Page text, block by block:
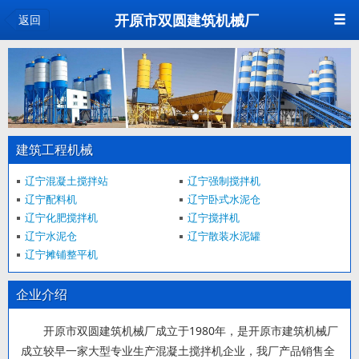
返回 开原市双圆建筑机械厂
建筑工程机械
辽宁混凝土搅拌站
辽宁强制搅拌机
辽宁配料机
辽宁卧式水泥仓
辽宁化肥搅拌机
辽宁搅拌机
辽宁水泥仓
辽宁散装水泥罐
辽宁摊铺整平机
企业介绍
开原市双圆建筑机械厂成立于1980年，是开原市建筑机械厂
成立较早一家大型专业生产混凝土搅拌机企业，我厂产品销售全